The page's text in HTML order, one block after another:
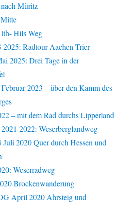
Müritz
Ith- Hils Weg
Radtour Aachen Trier
2025: Drei Tage in der
2023 – über den Kamm des
– mit dem Rad durchs Lipperland
2022: Weserberglandweg
2020 Quer durch Hessen und
Weserradweg
Brockenwanderung
April 2020 Ahrsteig und